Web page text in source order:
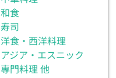
和食
寿司
洋食・西洋料理
アジア・エスニック
専門料理 他